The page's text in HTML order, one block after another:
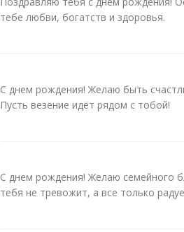
тебе любви, богатств и здоровья.
С днем рождения! Желаю быть
Пусть везение идёт рядом с тобой!
С днем рождения! Желаю семейного
тебя не тревожит, а все только